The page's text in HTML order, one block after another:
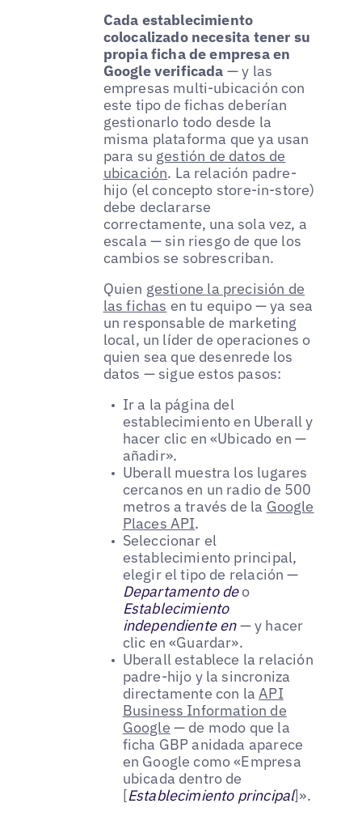
Cada establecimiento
colocalizado necesita tener su
propia ficha de empresa en
Google verificada — y las
empresas multi-ubicación con
este tipo de fichas deberían
gestionarlo todo desde la
misma plataforma que ya usan
para su gestión de datos de
ubicación. La relación padre-
hijo (el concepto store-in-store)
debe declararse
correctamente, una sola vez, a
escala — sin riesgo de que los
cambios se sobrescriban.
Quien gestione la precisión de
las fichas en tu equipo — ya sea
un responsable de marketing
local, un líder de operaciones o
quien sea que desenrede los
datos — sigue estos pasos:
Ir a la página del
establecimiento en Uberall y
hacer clic en «Ubicado en —
añadir».
Uberall muestra los lugares
cercanos en un radio de 500
metros a través de la Google
Places API.
Seleccionar el
establecimiento principal,
elegir el tipo de relación —
Departamento deo
Establecimiento
independiente en— y hacer
clic en «Guardar».
Uberall establece la relación
padre-hijo y la sincroniza
directamente con laAPI
Business Information de
Google — de modo que la
ficha GBP anidada aparece
en Google como «Empresa
ubicada dentro de
[Establecimiento principal]».